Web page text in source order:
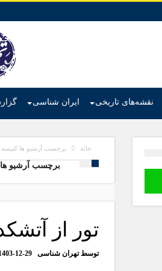
نقشه‌های تاریخی ایران شناسی
خانه برچسب آرشیو ها کنیسه
برچسب آرشیو ها
تور از
توسطتهران شناسی 12-29